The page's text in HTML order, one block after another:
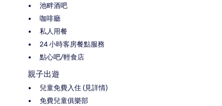
池畔酒吧
咖啡廳
私人用餐
24 小時客房餐點服務
點心吧/輕食店
親子出遊
兒童免費入住 (見詳情)
免費兒童俱樂部